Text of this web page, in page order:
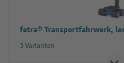
fetra® Transportfahrwerk,
3 Varianten